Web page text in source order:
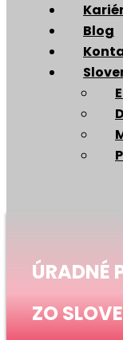
Blog
ÚRADNÉ
ZO